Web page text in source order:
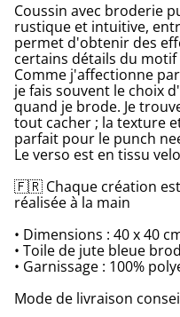
Coussin avec broderie
rustique et intuitive,
permet d'obtenir des
certains détails du
Comme j'affectionne
je fais souvent le choix
quand je brode. Je
tout cacher ; la texture
parfait pour le punch
Le verso est en tissu
🇫🇷 Chaque création
réalisée à la main
• Dimensions : 40 x 40
• Toile de jute bleue
• Garnissage : 100%
Mode de livraison